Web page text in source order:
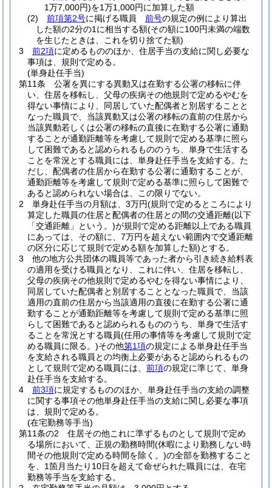
1万7,000円)を1万1,000円に加算した額
(2)
前項第2号に掲げる職員 前号の規定の例により算出
した額の2分の1に相当する額(その額に100円未満の端数
を生じたときは、これを切り捨てた額)
3
前2項に定めるもののほか、住居手当の支給に関し必要な
事項は、規則で定める。
(単身赴任手当)
第11条
公署を異にする異動又は在勤する公署の移転に伴
い、住居を移転し、父母の疾病その他規則で定めるやむを
得ない事情により、同居していた配偶者と別居することと
なった職員で、当該異動又は公署の移転の直前の住居から
当該異動若しくは公署の移転の直後に在勤する公署に通勤
することが通勤距離等を考慮して規則で定める基準に照ら
して困難であると認められるもののうち、単身で生活する
ことを常況とする職員には、単身赴任手当を支給する。 た
だし、配偶者の住居から在勤する公署に通勤することが、
通勤距離等を考慮して規則で定める基準に照らして困難で
あると認められない場合は、この限りでない。
2
単身赴任手当の月額は、3万円(規則で定めるところにより
算定した職員の住居と配偶者の住居との間の交通距離(以下
「交通距離」という。)が規則で定める距離以上である職員
にあっては、その額に、7万円を超えない範囲内で交通距離
の区分に応じて規則で定める額を加算した額)とする。
3
他の地方公共団体の職員等であった者から引き続き給料表
の適用を受ける職員となり、これに伴い、住居を移転し、
父母の疾病その他規則で定めるやむを得ない事情により、
同居していた配偶者と別居することとなった職員で、当該
適用の直前の住居から当該適用の直後に在勤する公署に通
勤することが通勤距離等を考慮して規則で定める基準に照
らして困難であると認められるもののうち、単身で生活す
ることを常況とする職員(任用の事情等を考慮して規則で定
める職員に限る。)その他第1項の規定による単身赴任手当
を支給される職員との均衡上必要があると認められるもの
として規則で定める職員には、 前項の規定に準じて、単身
赴任手当を支給する。
4
前3項に規定するもののほか、単身赴任手当の支給の調整
に関する事項その他単身赴任手当の支給に関し必要な事項
は、規則で定める。
(在宅勤務等手当)
第11条の2
住居その他これに準ずるものとして規則で定め
る場所において、正規の勤務時間(休暇により勤務しない時
間その他規則で定める時間を除く。)の全部を勤務すること
を、1箇月当たり10日を超えて命ぜられた職員には、在宅
勤務等手当を支給する。